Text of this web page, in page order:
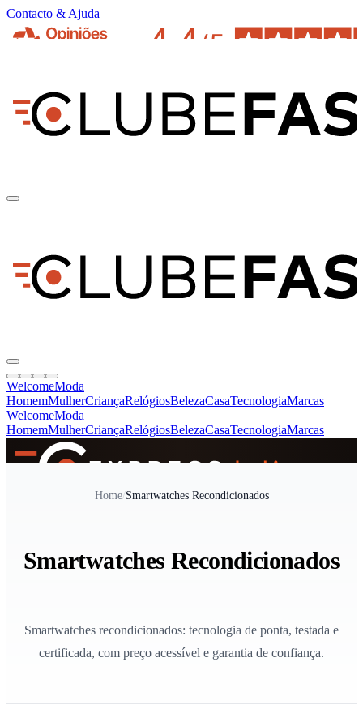
Contacto & Ajuda
WelcomeModa
HomemMulherCriançaRelógiosBelezaCasaTecnologiaMarcas
WelcomeModa
HomemMulherCriançaRelógiosBelezaCasaTecnologiaMarcas
Home/Smartwatches Recondicionados
Smartwatches Recondicionados
Smartwatches recondicionados: tecnologia de ponta, testada e
certificada, com preço acessível e garantia de confiança.